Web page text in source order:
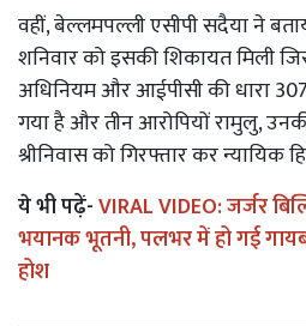
वहीं, बेल्लमपल्ली एसीपी सदैया ने
शनिवार को इसकी शिकायत मिली
अधिनियम और आईपीसी की धारा
गया है और तीन आरोपियों रामुलु,
श्रीनिवास को गिरफ्तार कर न्यायिक
ये भी पढ़ें-VIRAL VIDEO: जर्जर
भयानक भूतनी, पलभर में हो गई
होश